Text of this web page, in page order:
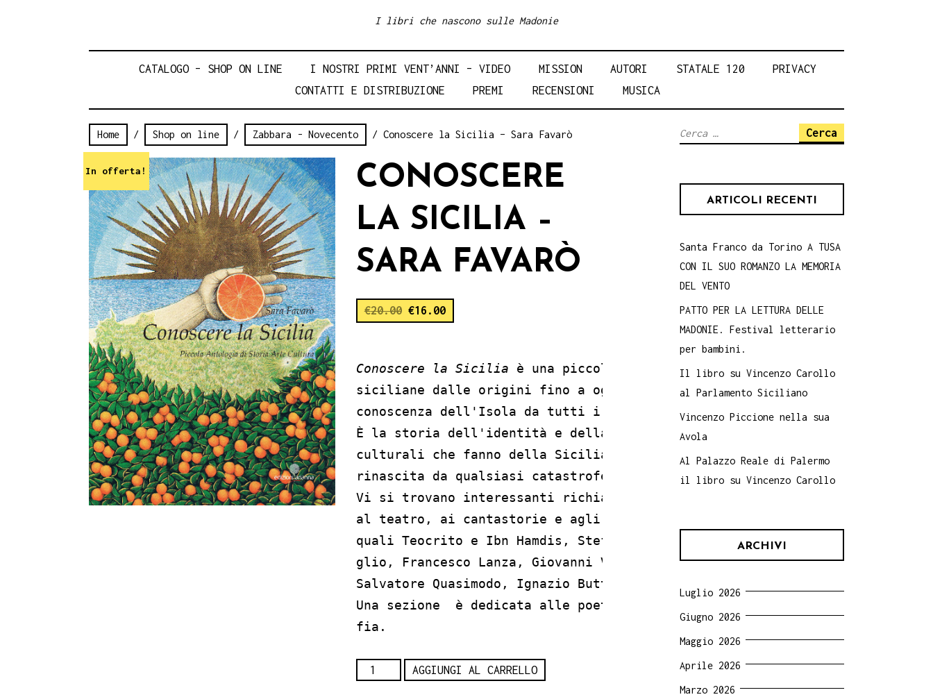
I libri che nascono sulle Madonie
CATALOGO – SHOP ON LINE I NOSTRI PRIMI VENT’ANNI – VIDEO MISSION AUTORI STATALE 120
PRIVACY
CONTATTI E DISTRIBUZIONE
PREMI RECENSIONI MUSICA
Home / Shop on line / Zabbara - Novecento / Conoscere la Sicilia – Sara Favarò
In offerta!
CONOSCERE
LA SICILIA –
SARA FAVARÒ
€20.00 €16.00
Conoscere la Sicilia è una piccola antologia, a carattere
siciliane dalle origini fino a oggi, un ottimo strumento di consultazione
conoscenza dell'Isola da tutti i punti di vista, in maniera sintetica ma
È la storia dell'identità e della forza del popolo siciliano frutto di
culturali che fanno della Sicilia il cuore della civiltà mediterranea e il
rinascita da qualsiasi catastrofe.
Vi si trovano interessanti richiami all'eredità linguistica dei vari
al teatro, ai cantastorie e agli attori siciliani, alla letteratura classica
quali Teocrito e Ibn Hamdis, Stefano Protonotaro, Antonio Veneziano, Micio
glio, Francesco Lanza, Giovanni Verga, Luigi Natoli, Luigi Pirandello,
Salvatore Quasimodo, Ignazio Buttitta, Michele Pantaleone, Giuseppe
Una sezione  è dedicata alle poetesse siciliane dell'Unità d'Italia, e
fia.
Conoscere AGGIUNGI AL CARRELLO
Ricerca
ARTICOLI RECENTI
Santa Franco da Torino A TUSA
CON IL SUO ROMANZO LA MEMORIA
DEL VENTO
PATTO PER LA LETTURA DELLE
MADONIE. Festival letterario
per bambini.
Il libro su Vincenzo Carollo
al Parlamento Siciliano
Vincenzo Piccione nella sua
Avola
Al Palazzo Reale di Palermo
il libro su Vincenzo Carollo
ARCHIVI
Luglio 2026
Giugno 2026
Maggio 2026
Aprile 2026
Marzo 2026